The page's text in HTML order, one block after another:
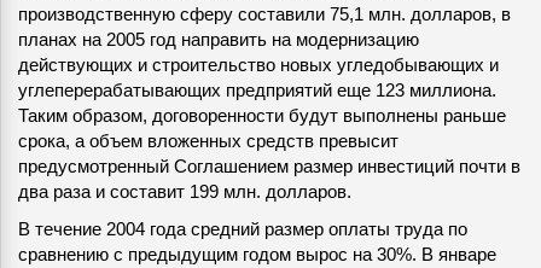
производственную сферу составили 75,1 млн. долларов, в
планах на 2005 год направить на модернизацию
действующих и строительство новых угледобывающих и
углеперерабатывающих предприятий еще 123 миллиона.
Таким образом, договоренности будут выполнены раньше
срока, а объем вложенных средств превысит
предусмотренный Соглашением размер инвестиций почти в
два раза и составит 199 млн. долларов.
В течение 2004 года средний размер оплаты труда по
сравнению с предыдущим годом вырос на 30%. В январе